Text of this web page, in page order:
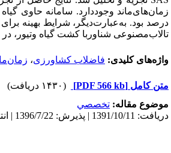
تالاب‌مصنوعی شناوربا کشت گیاه وتیور،
واژه‌های کلیدی: فاضلاب کشاورزی،
متن کامل [PDF 566 kb]
(۱۴۳۰ دریافت)
موضوع مقاله: تخصصي
دریافت: 1391/10/11 | پذیرش: 1396/7/22 | انتشار: 1396/7/22